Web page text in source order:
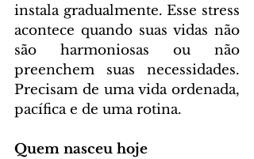
instala gradualmente. Esse stress
acontece quando suas vidas não
são harmoniosas ou não
preenchem suas necessidades.
Precisam de uma vida ordenada,
pacífica e de uma rotina.
Quem nasceu hoje